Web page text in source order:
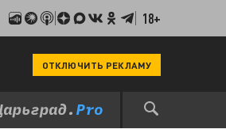
18+
ОТКЛЮЧИТЬ РЕКЛАМУ